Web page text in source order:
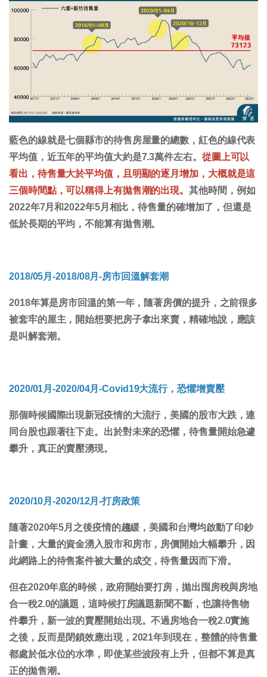
藍色的線就是七個縣市的待售房屋量的總數，紅色的線代表
平均值，近五年的平均值大約是7.3萬件左右。 從圖上可以
看出，待售量大於平均值，且明顯的逐月增加，大概就是這
三個時間點，可以稱得上有拋售潮的出現。其他時間，例如
2022年7月和2022年5月相比，待售量的確增加了，但還是
低於長期的平均，不能算有拋售潮。
2018/05月-2018/08月-房市回溫解套潮
2018年算是房市回溫的第一年，隨著房價的提升，之前很多
被套牢的屋主，開始想要把房子拿出來賣，精確地說，應該
是叫解套潮。
2020/01月-2020/04月-Covid19大流行，恐懼增賣壓
那個時候國際出現新冠疫情的大流行，美國的股市大跌，連
同台股也跟著往下走。出於對未來的恐懼，待售量開始急遽
攀升，真正的賣壓湧現。
2020/10月-2020/12月-打房政策
隨著2020年5月之後疫情的趨緩，美國和台灣均啟動了印鈔
計畫，大量的資金湧入股市和房市，房價開始大幅攀升，因
此網路上的待售案件被大量的成交，待售量因而下滑。
但在2020年底的時候，政府開始要打房，拋出囤房稅與房地
合一稅2.0的議題，這時候打房議題新聞不斷，也讓待售物
件攀升，新一波的賣壓開始出現。不過房地合一稅2.0實施
之後，反而是閉鎖效應出現，2021年到現在，整體的待售量
都處於低水位的水準，即使某些波段有上升，但都不算是真
正的拋售潮。